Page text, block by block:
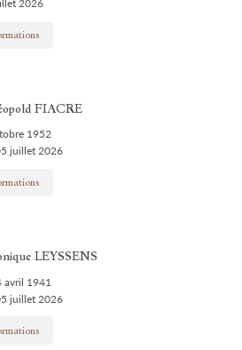
2026
FIACRE
1952
juillet 2026
LEYSSENS
avril 1941
juillet 2026